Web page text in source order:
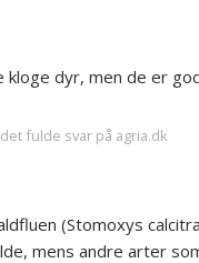
dyr, men de er
fulde svar på agria.dk
(Stomoxys
mens andre arter